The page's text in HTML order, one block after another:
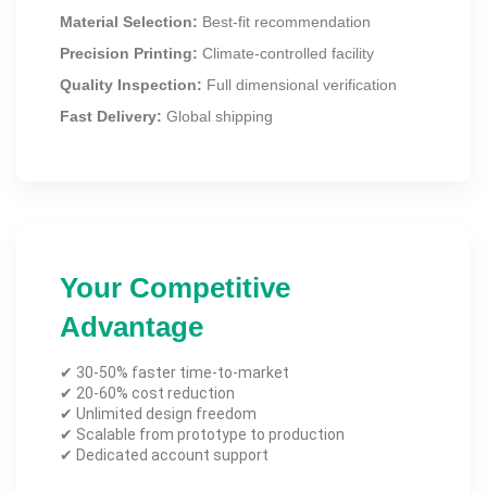
Material Selection: Best-fit recommendation
Precision Printing: Climate-controlled facility
Quality Inspection: Full dimensional verification
Fast Delivery: Global shipping
Your Competitive
Advantage
✔ 30-50% faster time-to-market
✔ 20-60% cost reduction
✔ Unlimited design freedom
✔ Scalable from prototype to production
✔ Dedicated account support